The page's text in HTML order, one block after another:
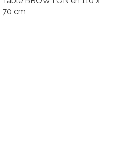
70 cm